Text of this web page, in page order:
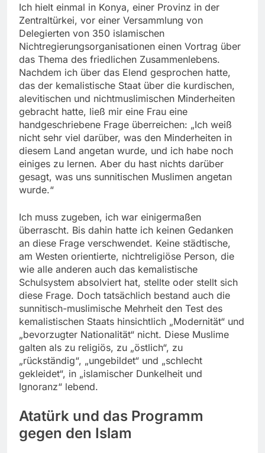
Ich hielt einmal in Konya, einer Provinz in der
Zentraltürkei, vor einer Versammlung von
Delegierten von 350 islamischen
Nichtregierungsorganisationen einen Vortrag über
das Thema des friedlichen Zusammenlebens.
Nachdem ich über das Elend gesprochen hatte,
das der kemalistische Staat über die kurdischen,
alevitischen und nichtmuslimischen Minderheiten
gebracht hatte, ließ mir eine Frau eine
handgeschriebene Frage überreichen: „Ich weiß
nicht sehr viel darüber, was den Minderheiten in
diesem Land angetan wurde, und ich habe noch
einiges zu lernen. Aber du hast nichts darüber
gesagt, was uns sunnitischen Muslimen angetan
wurde.“
Ich muss zugeben, ich war einigermaßen
überrascht. Bis dahin hatte ich keinen Gedanken
an diese Frage verschwendet. Keine städtische,
am Westen orientierte, nichtreligiöse Person, die
wie alle anderen auch das kemalistische
Schulsystem absolviert hat, stellte oder stellt sich
diese Frage. Doch tatsächlich bestand auch die
sunnitisch-muslimische Mehrheit den Test des
kemalistischen Staats hinsichtlich „Modernität“ und
„bevorzugter Nationalität“ nicht. Diese Muslime
galten als zu religiös, zu „östlich“, zu
„rückständig“, „ungebildet“ und „schlecht
gekleidet“, in „islamischer Dunkelheit und
Ignoranz“ lebend.
Atatürk und das Programm
gegen den Islam